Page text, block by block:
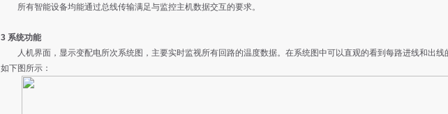
所有智能设备均能通过总线传输满足与监控主机数据交互的要求。
3 系统功能
人机界面，显示变配电所次系统图，主要实时监视所有回路的温度数据。在系统图中可以直观的看到每路进线和出线
如下图所示：